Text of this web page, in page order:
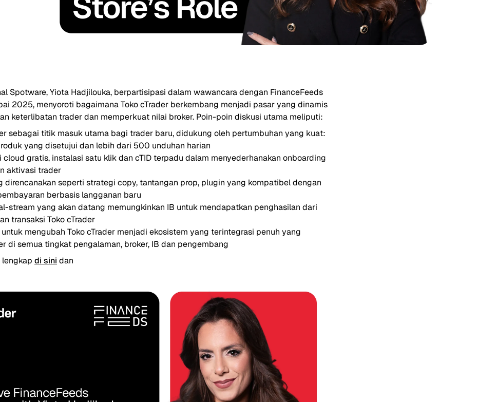
Spotware, Yiota Hadjilouka, berpartisipasi dalam wawancara dengan FinanceFeeds
2025, menyoroti bagaimana Toko cTrader berkembang menjadi pasar yang dinamis
keterlibatan trader dan memperkuat nilai broker. Poin-poin diskusi utama meliputi:
sebagai titik masuk utama bagi trader baru, didukung oleh pertumbuhan yang kuat:
yang disetujui dan lebih dari 500 unduhan harian
cloud gratis, instalasi satu klik dan cTID terpadu dalam menyederhanakan onboarding
aktivasi trader
direncanakan seperti strategi copy, tantangan prop, plugin yang kompatibel dengan
berbasis langganan baru
stream yang akan datang memungkinkan IB untuk mendapatkan penghasilan dari
transaksi Toko cTrader
mengubah Toko cTrader menjadi ekosistem yang terintegrasi penuh yang
di semua tingkat pengalaman, broker, IB dan pengembang
di sini dan